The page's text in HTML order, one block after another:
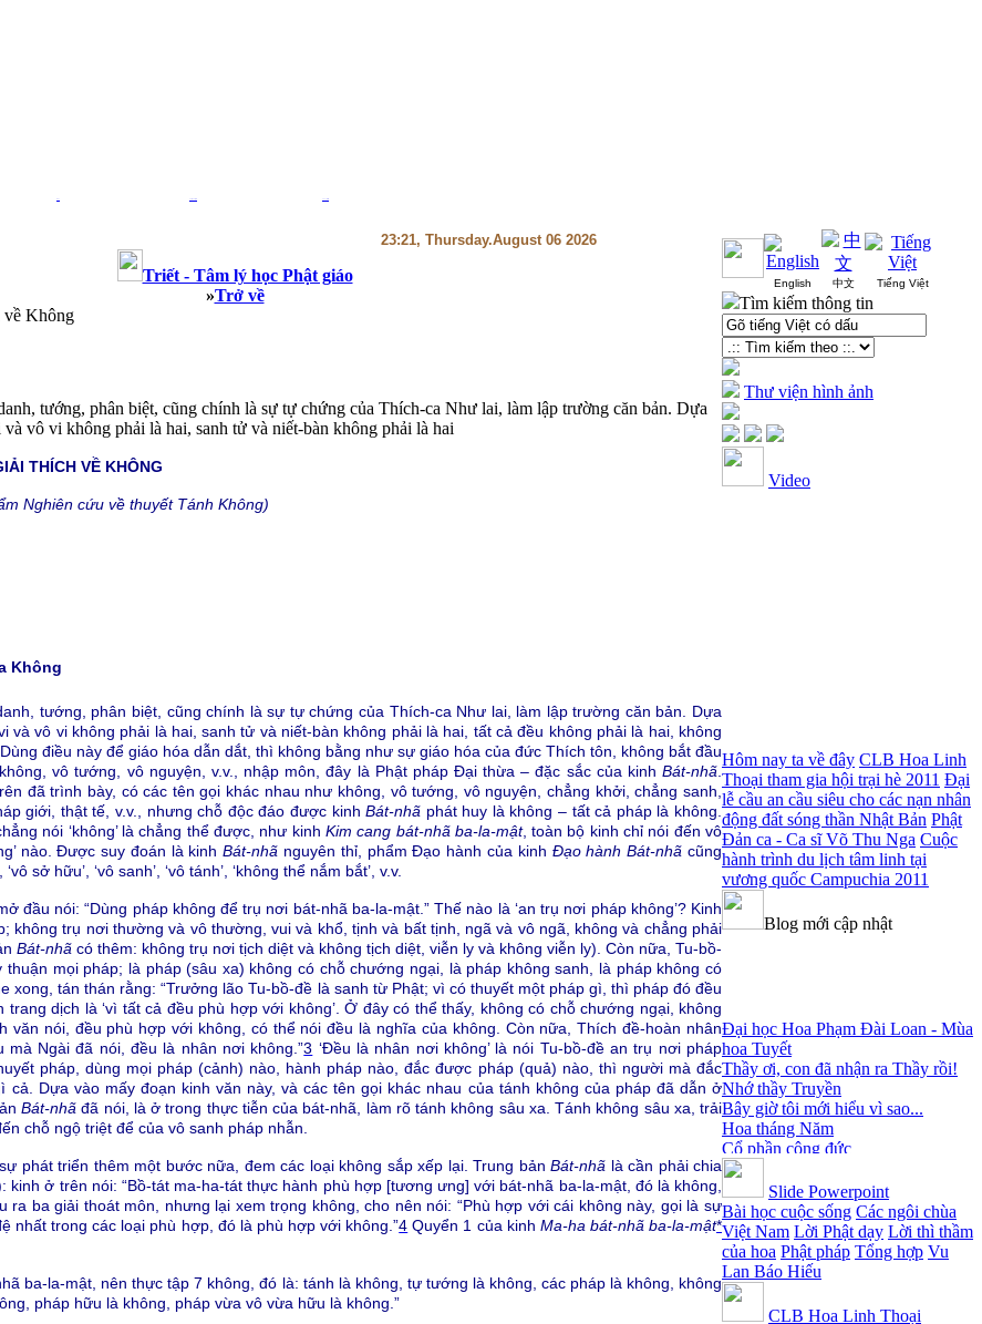
23:21, Thursday.August 06 2026
Triết - Tâm lý học Phật giáo
»Trở về
về Không
tướng, phân biệt, cũng chính là sự tự chứng của Thích-ca Như lai, làm lập trường căn bản. Dựa
vô vi không phải là hai, sanh tử và niết-bàn không phải là hai
THÍCH VỀ KHÔNG
Nghiên cứu về thuyết Tánh Không)
Không
tướng, phân biệt, cũng chính là sự tự chứng của Thích-ca Như lai, làm lập trường căn bản. Dựa
và vô vi không phải là hai, sanh tử và niết-bàn không phải là hai, tất cả đều không phải là hai, không
Dùng điều này để giáo hóa dẫn dắt, thì không bằng như sự giáo hóa của đức Thích tôn, không bắt đầu
vô tướng, vô nguyện, v.v., nhập môn, đây là Phật pháp Đại thừa – đặc sắc của kinh Bát-nhã
đã trình bày, có các tên gọi khác nhau như không, vô tướng, vô nguyện, chẳng khởi, chẳng sanh,
giới, thật tế, v.v., nhưng chỗ độc đáo được kinhBát-nhã phát huy là không – tất cả pháp là không.
nói ‘không’ là chẳng thể được, như kinh Kim cang bát-nhã ba-la-mật, toàn bộ kinh chỉ nói đến vô
nào. Được suy đoán là kinhBát-nhã nguyên thỉ, phẩm Đạo hành của kinh Đạo hành Bát-nhã cũng
sở hữu’, ‘vô sanh’, ‘vô tánh’, ‘không thể nắm bắt’, v.v.
đầu nói: “Dùng pháp không để trụ nơi bát-nhã ba-la-mật.” Thế nào là ‘an trụ nơi pháp không’? Kinh
không trụ nơi thường và vô thường, vui và khổ, tịnh và bất tịnh, ngã và vô ngã, không và chẳng phải
Bát-nhã có thêm: không trụ nơi tịch diệt và không tịch diệt, viễn ly và không viễn ly). Còn nữa, Tu-bồ-
mọi pháp; là pháp (sâu xa) không có chỗ chướng ngại, là pháp không sanh, là pháp không có
xong, tán thán rằng: “Trưởng lão Tu-bồ-đề là sanh từ Phật; vì có thuyết một pháp gì, thì pháp đó đều
trang dịch là ‘vì tất cả đều phù hợp với không’. Ở đây có thể thấy, không có chỗ chướng ngại, không
văn nói, đều phù hợp với không, có thể nói đều là nghĩa của không. Còn nữa, Thích đề-hoàn nhân
mà Ngài đã nói, đều là nhân nơi không.”3 ‘Đều là nhân nơi không’ là nói Tu-bồ-đề an trụ nơi pháp
pháp, dùng mọi pháp (cảnh) nào, hành pháp nào, đắc được pháp (quả) nào, thì người mà đắc
cả. Dựa vào mấy đoạn kinh văn này, và các tên gọi khác nhau của tánh không của pháp đã dẫn ở
Bát-nhã đã nói, là ở trong thực tiễn của bát-nhã, làm rõ tánh không sâu xa. Tánh không sâu xa, trải
chỗ ngộ triệt để của vô sanh pháp nhẫn.
phát triển thêm một bước nữa, đem các loại không sắp xếp lại. Trung bảnBát-nhã là cần phải chia
kinh ở trên nói: “Bồ-tát ma-ha-tát thực hành phù hợp [tương ưng] với bát-nhã ba-la-mật, đó là không,
ra ba giải thoát môn, nhưng lại xem trọng không, cho nên nói: “Phù hợp với cái không này, gọi là sự
nhất trong các loại phù hợp, đó là phù hợp với không.”4 Quyển 1 của kinh Ma-ha bát-nhã ba-la-mật*
ba-la-mật, nên thực tập 7 không, đó là: tánh là không, tự tướng là không, các pháp là không, không
pháp hữu là không, pháp vừa vô vừa hữu là không.”
English 中文 Tiếng Việt
Tìm kiếm thông tin
Thư viện hình ảnh
Video
Hôm nay ta về đây CLB Hoa Linh
Thoại tham gia hội trại hè 2011 Đại
lễ cầu an cầu siêu cho các nạn nhân
động đất sóng thần Nhật Bản Phật
Đản ca - Ca sĩ Võ Thu Nga Cuộc
hành trình du lịch tâm linh tại
vương quốc Campuchia 2011
Blog mới cập nhật
hoa Tuyết
Thầy ơi, con đã nhận ra Thầy rồi!
Nhớ thầy Truyền
Bây giờ tôi mới hiểu vì sao...
Hoa tháng Năm
Cổ phần công đức
Tôi mắc nợ ông Sáu
Đi tìm vũ khúc mùa hè
Mơ màng Phật dạy....
Lời thú tội của chị gái nhỏ nhen
Slide Powerpoint
Bài học cuộc sống Các ngôi chùa
Việt Nam Lời Phật dạy Lời thì thầm
của hoa Phật pháp Tổng hợp Vu
Lan Báo Hiếu
CLB Hoa Linh Thoại